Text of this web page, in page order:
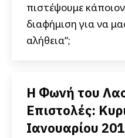
πιστέψουμε
διαφήμιση για να
αλήθεια”;
Η Φωνή του
Επιστολές:
Ιανουαρίου